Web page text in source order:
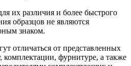
их различия и более быстрого
образцов не являются
знаком.
отличаться от представленных
комплектации, фурнитуре, а также